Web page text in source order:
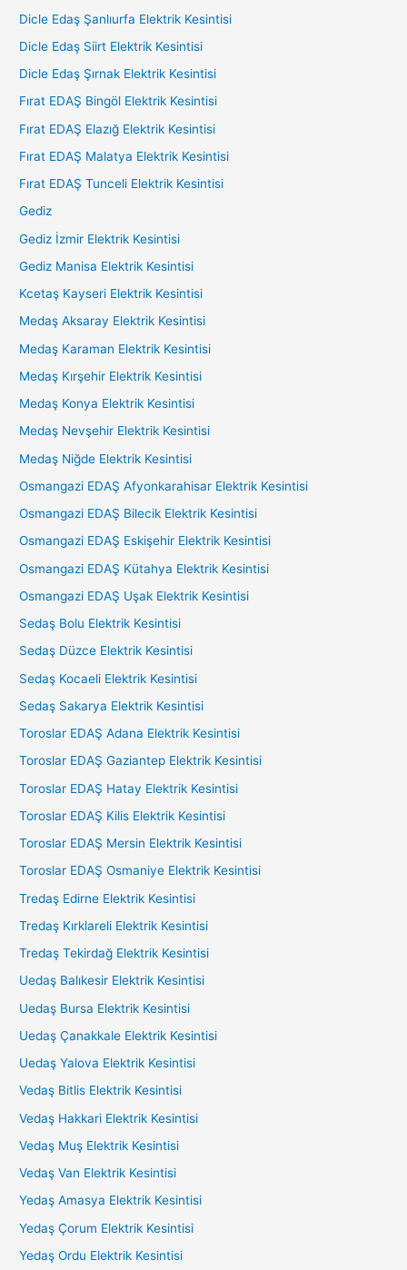
Dicle Edaş Şanlıurfa Elektrik Kesintisi
Dicle Edaş Siirt Elektrik Kesintisi
Dicle Edaş Şırnak Elektrik Kesintisi
Fırat EDAŞ Bingöl Elektrik Kesintisi
Fırat EDAŞ Elazığ Elektrik Kesintisi
Fırat EDAŞ Malatya Elektrik Kesintisi
Fırat EDAŞ Tunceli Elektrik Kesintisi
Gediz
Gediz İzmir Elektrik Kesintisi
Gediz Manisa Elektrik Kesintisi
Kcetaş Kayseri Elektrik Kesintisi
Medaş Aksaray Elektrik Kesintisi
Medaş Karaman Elektrik Kesintisi
Medaş Kırşehir Elektrik Kesintisi
Medaş Konya Elektrik Kesintisi
Medaş Nevşehir Elektrik Kesintisi
Medaş Niğde Elektrik Kesintisi
Osmangazi EDAŞ Afyonkarahisar Elektrik Kesintisi
Osmangazi EDAŞ Bilecik Elektrik Kesintisi
Osmangazi EDAŞ Eskişehir Elektrik Kesintisi
Osmangazi EDAŞ Kütahya Elektrik Kesintisi
Osmangazi EDAŞ Uşak Elektrik Kesintisi
Sedaş Bolu Elektrik Kesintisi
Sedaş Düzce Elektrik Kesintisi
Sedaş Kocaeli Elektrik Kesintisi
Sedaş Sakarya Elektrik Kesintisi
Toroslar EDAŞ Adana Elektrik Kesintisi
Toroslar EDAŞ Gaziantep Elektrik Kesintisi
Toroslar EDAŞ Hatay Elektrik Kesintisi
Toroslar EDAŞ Kilis Elektrik Kesintisi
Toroslar EDAŞ Mersin Elektrik Kesintisi
Toroslar EDAŞ Osmaniye Elektrik Kesintisi
Tredaş Edirne Elektrik Kesintisi
Tredaş Kırklareli Elektrik Kesintisi
Tredaş Tekirdağ Elektrik Kesintisi
Uedaş Balıkesir Elektrik Kesintisi
Uedaş Bursa Elektrik Kesintisi
Uedaş Çanakkale Elektrik Kesintisi
Uedaş Yalova Elektrik Kesintisi
Vedaş Bitlis Elektrik Kesintisi
Vedaş Hakkari Elektrik Kesintisi
Vedaş Muş Elektrik Kesintisi
Vedaş Van Elektrik Kesintisi
Yedaş Amasya Elektrik Kesintisi
Yedaş Çorum Elektrik Kesintisi
Yedaş Ordu Elektrik Kesintisi